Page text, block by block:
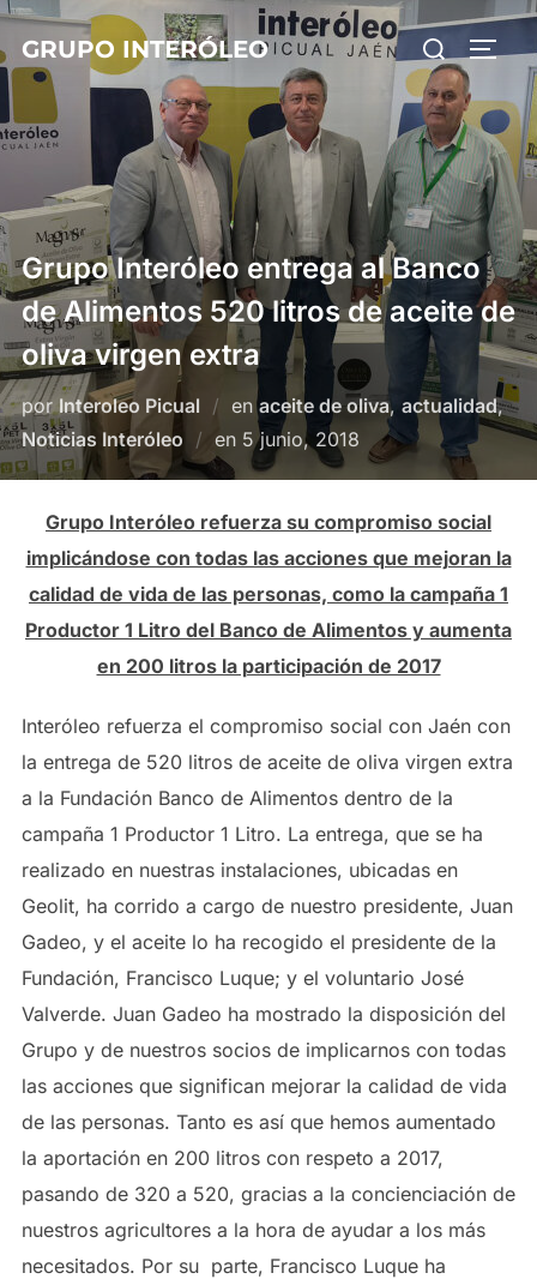
Saltar
al
contenido
GRUPO INTERÓLEO Buscar:
Grupo Interóleo entrega al Banco
de Alimentos 520 litros de aceite de
oliva virgen extra
porInteroleo Picual enaceite de oliva, actualidad,
Noticias Interóleo
en Publicado
el
5 junio, 2018
Grupo Interóleo refuerza su compromiso social
implicándose con todas las acciones que mejoran la
calidad de vida de las personas, como la campaña 1
Productor 1 Litro del Banco de Alimentos y aumenta
en 200 litros la participación de 2017
Interóleo refuerza el compromiso social con Jaén con
la entrega de 520 litros de aceite de oliva virgen extra
a la Fundación Banco de Alimentos dentro de la
campaña 1 Productor 1 Litro. La entrega, que se ha
realizado en nuestras instalaciones, ubicadas en
Geolit, ha corrido a cargo de nuestro presidente, Juan
Gadeo, y el aceite lo ha recogido el presidente de la
Fundación, Francisco Luque; y el voluntario José
Valverde. Juan Gadeo ha mostrado la disposición del
Grupo y de nuestros socios de implicarnos con todas
las acciones que significan mejorar la calidad de vida
de las personas. Tanto es así que hemos aumentado
la aportación en 200 litros con respeto a 2017,
pasando de 320 a 520, gracias a la concienciación de
nuestros agricultores a la hora de ayudar a los más
necesitados. Por su parte, Francisco Luque ha